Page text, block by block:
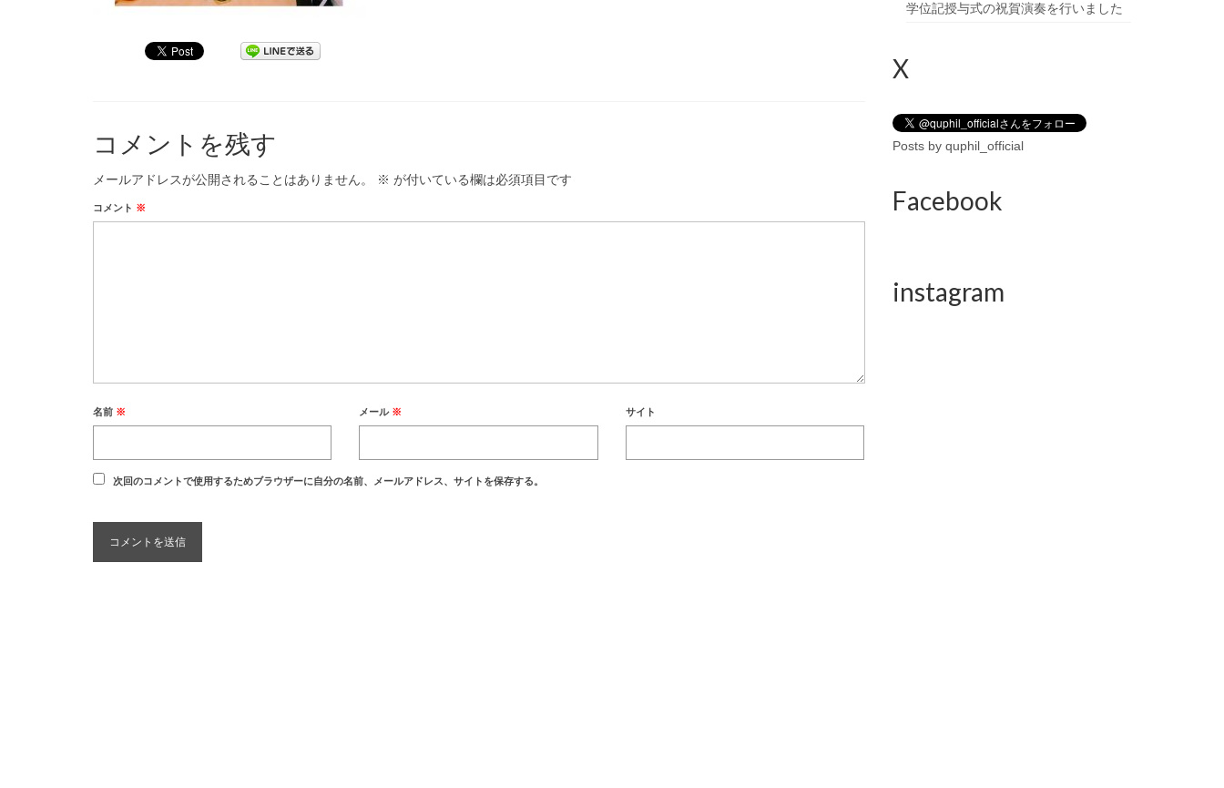
コメントを残す
メールアドレスが公開されることはありません。 ※ が付いている欄は必須項目です
コメント ※
名前 ※ メール ※ サイト
次回のコメントで使用するためブラウザーに自分の名前、メールアドレス、サイトを保存する。
学位記授与式の祝賀演奏を行いました
X
Posts by quphil_official
Facebook
instagram